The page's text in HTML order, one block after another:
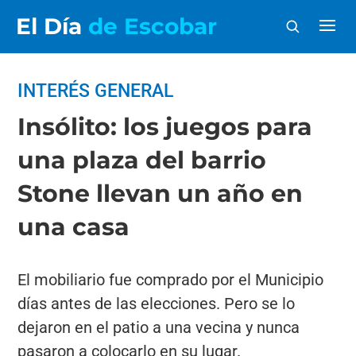
El Día de Escobar
INTERÉS GENERAL
Insólito: los juegos para
una plaza del barrio
Stone llevan un año en
una casa
El mobiliario fue comprado por el Municipio
días antes de las elecciones. Pero se lo
dejaron en el patio a una vecina y nunca
pasaron a colocarlo en su lugar.